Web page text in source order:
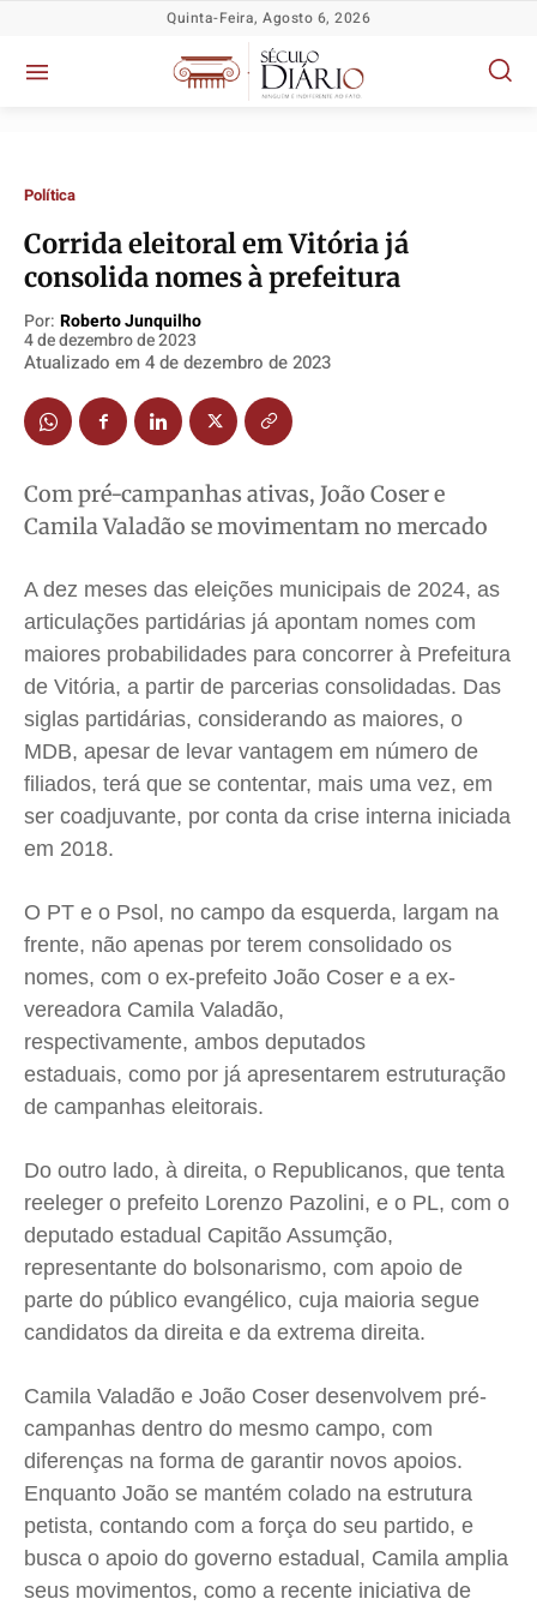
Política
Socioeconômicas
TV Século
Justiça
Educação
Meio Ambiente
Cidades
Direitos
Economia
Cultura
Colunas
Caetano Roque
Gustavo Bastos
Jr Mignone (in memorian)
Publicidade Legal
Quem Somos
Expediente
Anuncie
Termos de Uso
Privacidade
Política
Socioeconômicas
TV Século
Justiça
Educação
Meio Ambiente
Cidades
Direitos
Economia
Cultura
Colunas
Caetano Roque
Gustavo Bastos
Jr Mignone (in memorian)
Publicidade Legal
Quem Somos
Expediente
Anuncie
Termos de Uso
Privacidade
Política
Socioeconômicas
TV Século
Justiça
Educação
Meio Ambiente
Cidades
Direitos
Economia
Cultura
Colunas
Caetano Roque
Gustavo Bastos
Jr Mignone (in memorian)
Publicidade Legal
Quem Somos
Expediente
Anuncie
Termos de Uso
Privacidade
Política
Socioeconômicas
TV Século
Justiça
Educação
Meio Ambiente
Cidades
Direitos
Economia
Cultura
Colunas
Caetano Roque
Gustavo Bastos
Jr Mignone (in memorian)
Publicidade Legal
Quem Somos
Expediente
Anuncie
Termos de Uso
Privacidade
Quinta-Feira, Agosto 6, 2026
Política
Corrida eleitoral em Vitória já
consolida nomes à prefeitura
Por: Roberto Junquilho
4 de dezembro de 2023
Atualizado em 4 de dezembro de 2023
Com pré-campanhas ativas, João Coser e
Camila Valadão se movimentam no mercado
A dez meses das eleições municipais de 2024, as
articulações partidárias já apontam nomes com
maiores probabilidades para concorrer à Prefeitura
de Vitória, a partir de parcerias consolidadas. Das
siglas partidárias, considerando as maiores, o
MDB, apesar de levar vantagem em número de
filiados, terá que se contentar, mais uma vez, em
ser coadjuvante, por conta da crise interna iniciada
em 2018.
O PT e o Psol, no campo da esquerda, largam na
frente, não apenas por terem consolidado os
nomes, com o ex-prefeito João Coser e a ex-
vereadora Camila Valadão,
respectivamente, ambos deputados
estaduais, como por já apresentarem estruturação
de campanhas eleitorais.
Do outro lado, à direita, o Republicanos, que tenta
reeleger o prefeito Lorenzo Pazolini, e o PL, com o
deputado estadual Capitão Assumção,
representante do bolsonarismo, com apoio de
parte do público evangélico, cuja maioria segue
candidatos da direita e da extrema direita.
Camila Valadão e João Coser desenvolvem pré-
campanhas dentro do mesmo campo, com
diferenças na forma de garantir novos apoios.
Enquanto João se mantém colado na estrutura
petista, contando com a força do seu partido, e
busca o apoio do governo estadual, Camila amplia
seus movimentos, como a recente iniciativa de